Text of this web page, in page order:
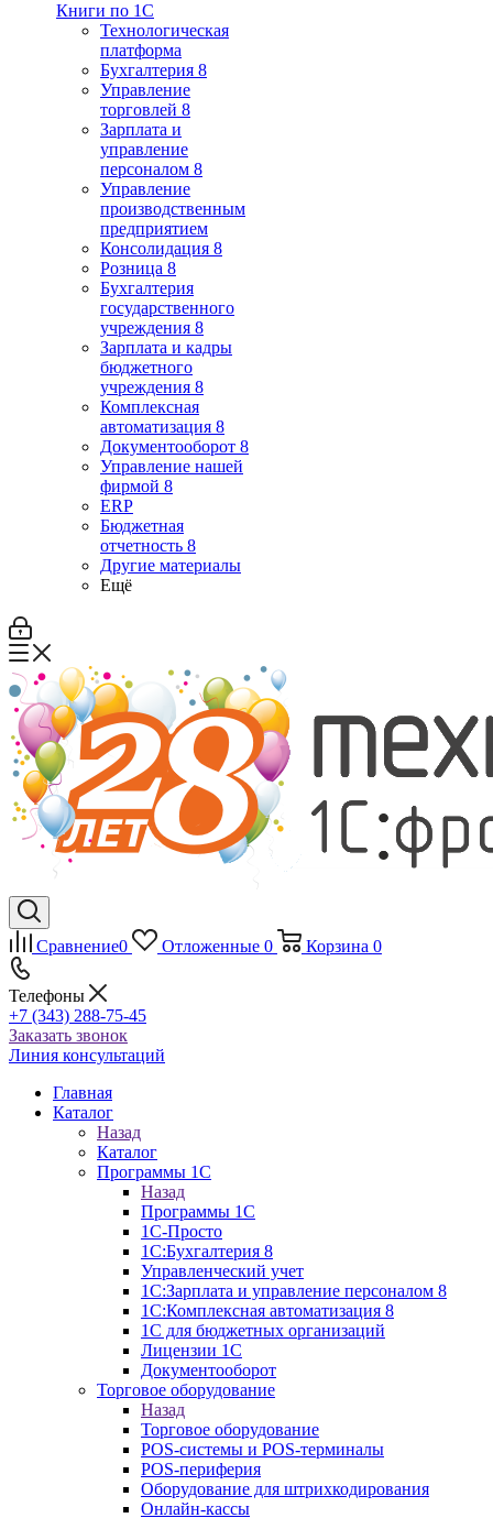
Книги по 1С
Технологическая
платформа
Бухгалтерия 8
Управление
торговлей 8
Зарплата и
управление
персоналом 8
Управление
производственным
предприятием
Консолидация 8
Розница 8
Бухгалтерия
государственного
учреждения 8
Зарплата и кадры
бюджетного
учреждения 8
Комплексная
автоматизация 8
Документооборот 8
Управление нашей
фирмой 8
ERP
Бюджетная
отчетность 8
Другие материалы
Ещё
Сравнение0 Отложенные 0 Корзина 0
Телефоны
+7 (343) 288-75-45
Заказать звонок
Линия консультаций
Главная
Каталог
Назад
Каталог
Программы 1С
Назад
Программы 1С
1С-Просто
1С:Бухгалтерия 8
Управленческий учет
1С:Зарплата и управление персоналом 8
1C:Комплексная автоматизация 8
1С для бюджетных организаций
Лицензии 1С
Документооборот
Торговое оборудование
Назад
Торговое оборудование
POS-системы и POS-терминалы
POS-периферия
Оборудование для штрихкодирования
Онлайн-кассы